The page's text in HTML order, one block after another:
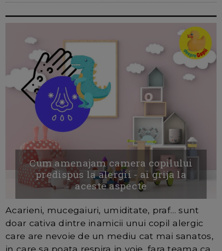
Cum amenajam camera copilului
predispus la alergii - ai grija la
aceste aspecte
Acarieni, mucegaiuri, umiditate, praf… sunt
doar cativa dintre inamicii unui copil alergic
care are nevoie de un mediu cat mai sanatos,